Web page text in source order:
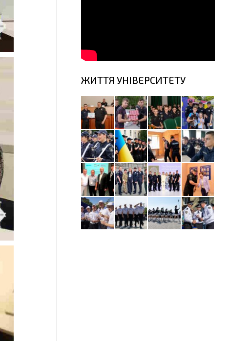
ЖИТТЯ УНІВЕРСИТЕТУ